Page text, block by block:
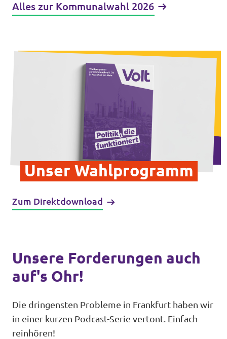
Datenschutz
Alles zur Kommunalwahl 2026
Unser Wahlprogramm
Zum Direktdownload
Unsere Forderungen auch
auf's Ohr!
Die dringensten Probleme in Frankfurt haben wir
in einer kurzen Podcast-Serie vertont. Einfach
reinhören!